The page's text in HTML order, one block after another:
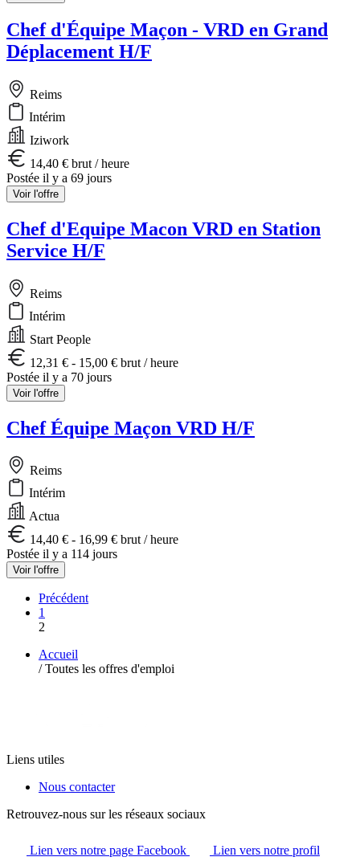
Chef d'Équipe Maçon - VRD en Grand
Déplacement H/F
Reims
Intérim
Iziwork
14,40 € brut / heure
Postée il y a 69 jours
Voir l'offre
Chef d'Equipe Macon VRD en Station
Service H/F
Reims
Intérim
Start People
12,31 € - 15,00 € brut / heure
Postée il y a 70 jours
Voir l'offre
Chef Équipe Maçon VRD H/F
Reims
Intérim
Actua
14,40 € - 16,99 € brut / heure
Postée il y a 114 jours
Voir l'offre
Précédent
1
2
Accueil
/ Toutes les offres d'emploi
Liens utiles
Nous contacter
Retrouvez-nous sur les réseaux sociaux
Lien vers notre page Facebook Lien vers notre profil